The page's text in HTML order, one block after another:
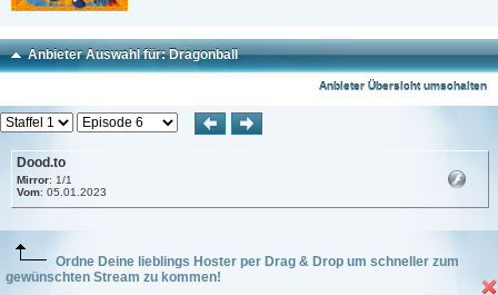
Anbieter Auswahl für: Dragonball
Anbieter Übersicht umschalten
Dood.to
Mirror: 1/1
Vom: 05.01.2023
Ordne Deine lieblings Hoster per Drag & Drop um schneller zum
gewünschten Stream zu kommen!